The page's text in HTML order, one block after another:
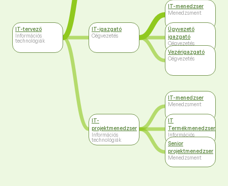
IT-tervező
Információs
technológiák
IT-igazgató
Cégvezetés
IT-
projektmenedzser
Információs
technológiák
IT-menedzser
Menedzsment
Ügyvezető
igazgató
Cégvezetés
Vezérigazgató
Cégvezetés
IT-menedzser
Menedzsment
IT
Termékmenedzser
Információs
technológiák
Senior
projektmenedzser
Menedzsment